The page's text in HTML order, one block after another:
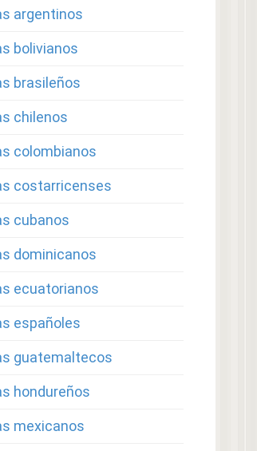
argentinos
bolivianos
brasileños
chilenos
colombianos
costarricenses
cubanos
dominicanos
ecuatorianos
españoles
guatemaltecos
hondureños
mexicanos